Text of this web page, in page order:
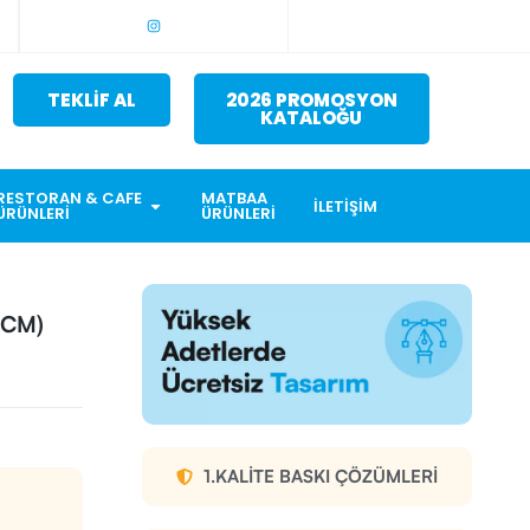
TEKLİF AL 2026 PROMOSYON
KATALOĞU
& CAFE MATBAA
ÜRÜNLERI İLETIŞIM
1.KALITE BASKI ÇÖZÜMLERI